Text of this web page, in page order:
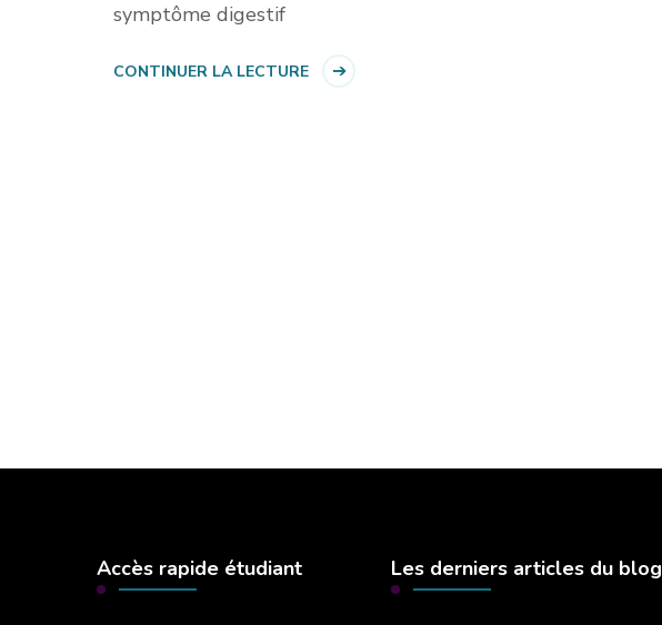
symptôme digestif
CONTINUER LA LECTURE
Accès rapide étudiant Les derniers articles du blog